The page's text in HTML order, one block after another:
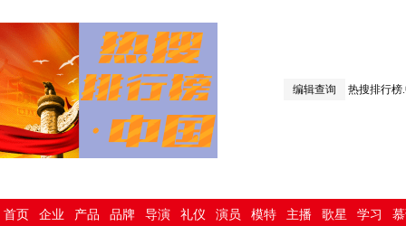
编辑查询 热搜排行榜
首页 企业 产品 品牌 导演 礼仪 演员 模特 主播 歌星 学习